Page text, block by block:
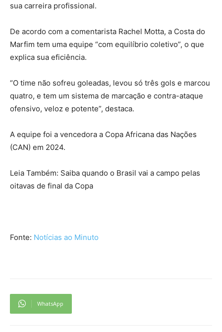
sua carreira profissional.
De acordo com a comentarista Rachel Motta, a Costa do
Marfim tem uma equipe “com equilíbrio coletivo”, o que
explica sua eficiência.
“O time não sofreu goleadas, levou só três gols e marcou
quatro, e tem um sistema de marcação e contra-ataque
ofensivo, veloz e potente”, destaca.
A equipe foi a vencedora a Copa Africana das Nações
(CAN) em 2024.
Leia Também: Saiba quando o Brasil vai a campo pelas
oitavas de final da Copa
Fonte: Notícias ao Minuto
WhatsApp